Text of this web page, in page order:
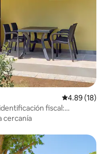
Calificación
4.89 (18)
fiscal:
cercanía